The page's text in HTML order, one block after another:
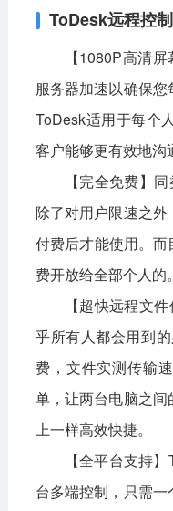
ToDesk远程控
【1080P高清
服务器加速以确保您
ToDesk适用于每个
客户能够更有效地沟
【完全免费】
除了对用户限速之
付费后才能使用。
费开放给全部个人的。
【超快远程文
乎所有人都会用到
费，文件实测传输
单，让两台电脑之
上一样高效快捷。
【全平台支持
台多端控制，只需